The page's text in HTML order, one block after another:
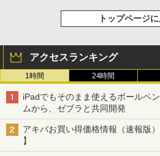
トップページ
アクセスランキング
1時間 24時間
iPadでもそのまま使えるボールペ
ムから、ゼブラと共同開発
アキバお買い得価格情報（速報版
】